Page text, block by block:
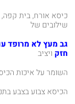
כיסא אורח, בית קפה,
שילובים של
גב מעץלא מרופד
חזק ויציב
השומר על איכות
הכיסא צבוע בצבע